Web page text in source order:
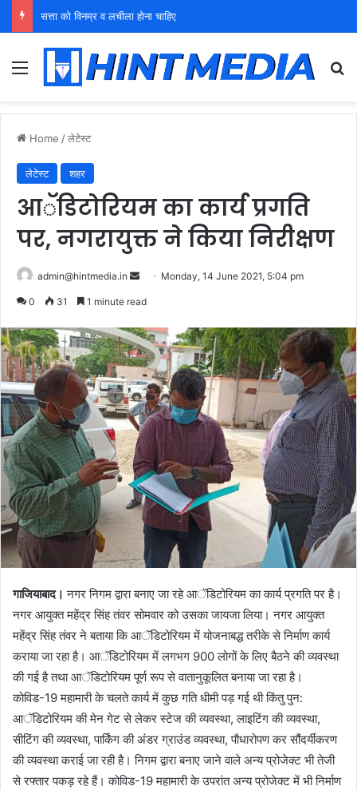
युवा शक्ति को पहचाने बूढ़ा नेतृत्व
Menu
Home /लेटेस्ट
लेटेस्ट शहर
आॅडिटोरियम का कार्य प्रगति
पर, नगरायुक्त ने किया निरीक्षण
admin@hintmedia.in
Send Monday, 14 June 2021, 5:04 pm
0 31 1 minute read
गाजियाबाद। नगर निगम द्वारा बनाए जा रहे आॅडिटोरियम का कार्य प्रगति पर है।
नगर आयुक्त महेंद्र सिंह तंवर सोमवार को उसका जायजा लिया। नगर आयुक्त
महेंद्र सिंह तंवर ने बताया कि आॅडिटोरियम में योजनाबद्ध तरीके से निर्माण कार्य
कराया जा रहा है। आॅडिटोरियम में लगभग 900 लोगों के लिए बैठने की व्यवस्था
की गई है तथा आॅडिटोरियम पूर्ण रूप से वातानुकूलित बनाया जा रहा है।
कोविड-19 महामारी के चलते कार्य में कुछ गति धीमी पड़ गई थी किंतु पुन:
आॅडिटोरियम की मेन गेट से लेकर स्टेज की व्यवस्था, लाइटिंग की व्यवस्था,
सीटिंग की व्यवस्था, पार्किंग की अंडर ग्राउंड व्यवस्था, पौधारोपण कर सौंदर्यीकरण
की व्यवस्था कराई जा रही है। निगम द्वारा बनाए जाने वाले अन्य प्रोजेक्ट भी तेजी
से रफ्तार पकड़ रहे हैं। कोविड-19 महामारी के उपरांत अन्य प्रोजेक्ट में भी निर्माण